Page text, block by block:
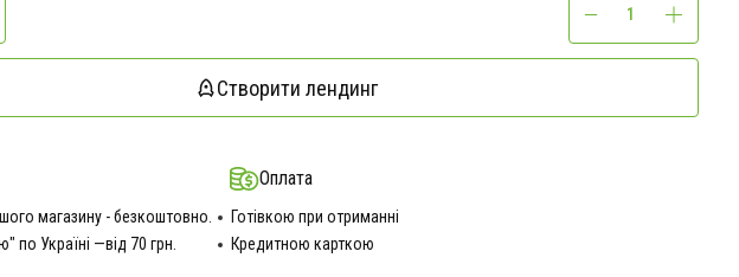
Створити лендинг
магазину - безкоштовно.
Україні —від 70 грн.
Оплата
Готівкою при отриманні
Кредитною карткою